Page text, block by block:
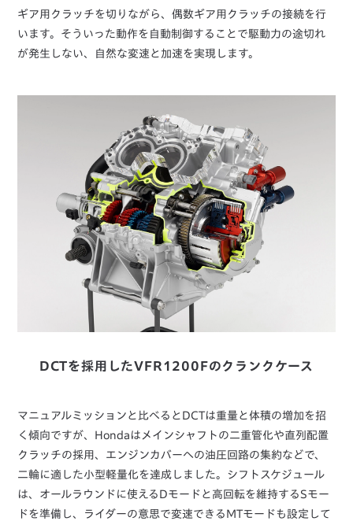
ギア用クラッチを切りながら、偶数ギア用クラッチの接続を行
います。そういった動作を自動制御することで駆動力の途切れ
が発生しない、自然な変速と加速を実現します。
DCTを採用したVFR1200Fのクランクケース
マニュアルミッションと比べるとDCTは重量と体積の増加を招
く傾向ですが、Hondaはメインシャフトの二重管化や直列配置
クラッチの採用、エンジンカバーへの油圧回路の集約などで、
二輪に適した小型軽量化を達成しました。シフトスケジュール
は、オールラウンドに使えるDモードと高回転を維持するSモー
ドを準備し、ライダーの意思で変速できるMTモードも設定して